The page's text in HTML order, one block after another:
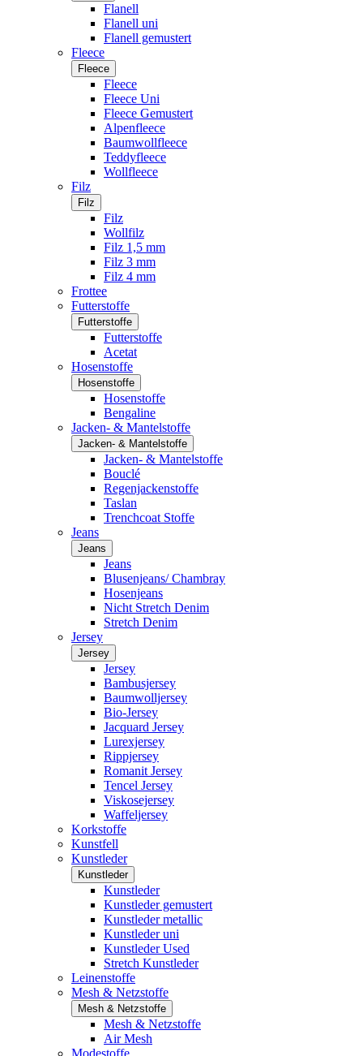
Flanell
Flanell uni
Flanell gemustert
Fleece
Fleece
Fleece
Fleece Uni
Fleece Gemustert
Alpenfleece
Baumwollfleece
Teddyfleece
Wollfleece
Filz
Filz
Filz
Wollfilz
Filz 1,5 mm
Filz 3 mm
Filz 4 mm
Frottee
Futterstoffe
Futterstoffe
Futterstoffe
Acetat
Hosenstoffe
Hosenstoffe
Hosenstoffe
Bengaline
Jacken- & Mantelstoffe
Jacken- & Mantelstoffe
Jacken- & Mantelstoffe
Bouclé
Regenjackenstoffe
Taslan
Trenchcoat Stoffe
Jeans
Jeans
Jeans
Blusenjeans/ Chambray
Hosenjeans
Nicht Stretch Denim
Stretch Denim
Jersey
Jersey
Jersey
Bambusjersey
Baumwolljersey
Bio-Jersey
Jacquard Jersey
Lurexjersey
Rippjersey
Romanit Jersey
Tencel Jersey
Viskosejersey
Waffeljersey
Korkstoffe
Kunstfell
Kunstleder
Kunstleder
Kunstleder
Kunstleder gemustert
Kunstleder metallic
Kunstleder uni
Kunstleder Used
Stretch Kunstleder
Leinenstoffe
Mesh & Netzstoffe
Mesh & Netzstoffe
Mesh & Netzstoffe
Air Mesh
Modestoffe